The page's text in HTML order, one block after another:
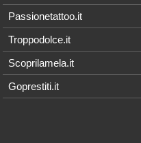
Passionetattoo.it
Troppodolce.it
Scoprilamela.it
Goprestiti.it